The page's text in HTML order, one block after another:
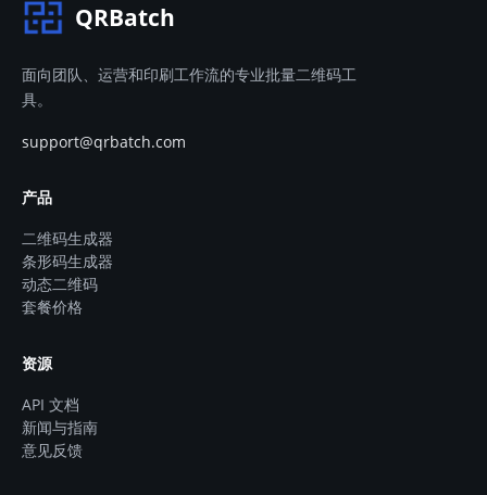
QRBatch
面向团队、运营和印刷工作流的专业批量二维码工
具。
support@qrbatch.com
产品
二维码生成器
条形码生成器
动态二维码
套餐价格
资源
API 文档
新闻与指南
意见反馈